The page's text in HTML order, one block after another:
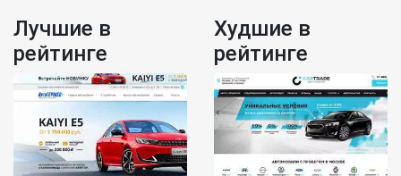
Лучшие в
рейтинге
Худшие в
рейтинге